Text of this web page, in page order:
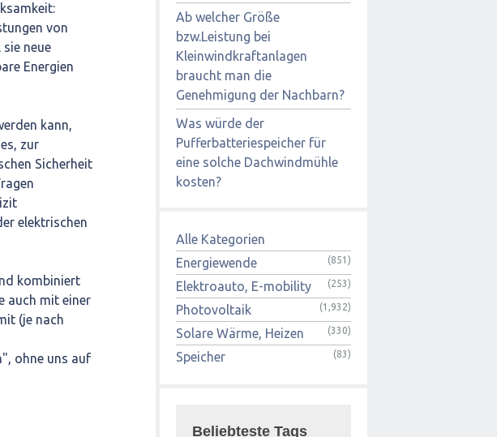
von
neue
Energien
kann,
zur
Sicherheit
elektrischen
kombiniert
auch mit einer
(je nach
ohne uns auf
Ab welcher Größe
bzw.Leistung bei
Kleinwindkraftanlagen
braucht man die
Genehmigung der Nachbarn?
Was würde der
Pufferbatteriespeicher für
eine solche Dachwindmühle
kosten?
Alle Kategorien
Energiewende
(851)
Elektroauto, E-mobility (253)
Photovoltaik (1,932)
Solare Wärme, Heizen (330)
Speicher (83)
Beliebteste Tags